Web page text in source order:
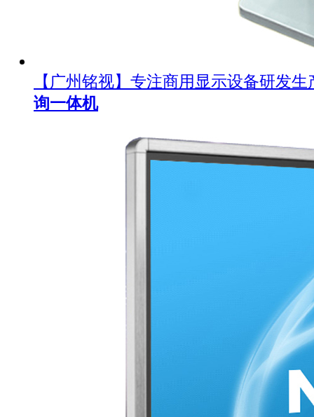
【广州铭视】专注商用显示设备研发
询一体机